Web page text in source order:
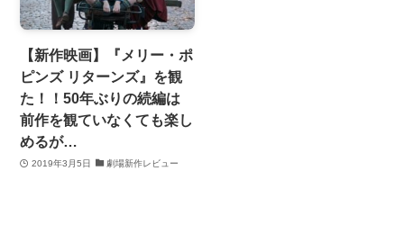
【新作映画】『メリー・ポ
ピンズ リターンズ』を観
た！！50年ぶりの続編は
前作を観ていなくても楽し
めるが…
2019年3月5日 劇場新作レビュー